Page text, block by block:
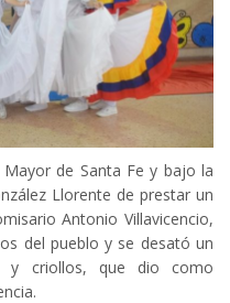
de Santa Fe y bajo la
Llorente de prestar un
Antonio Villavicencio,
del pueblo y se desató un
y criollos, que dio como